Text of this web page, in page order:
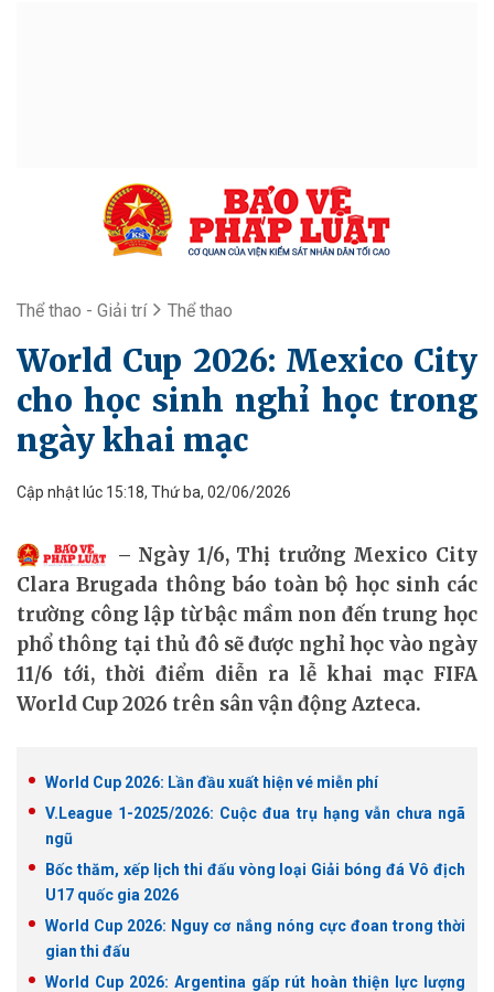
Thể thao - Giải trí Thể thao
World Cup 2026: Mexico City
cho học sinh nghỉ học trong
ngày khai mạc
Cập nhật lúc 15:18, Thứ ba, 02/06/2026
Ngày 1/6, Thị trưởng Mexico City
Clara Brugada thông báo toàn bộ học sinh các
trường công lập từ bậc mầm non đến trung học
phổ thông tại thủ đô sẽ được nghỉ học vào ngày
11/6 tới, thời điểm diễn ra lễ khai mạc FIFA
World Cup 2026 trên sân vận động Azteca.
World Cup 2026: Lần đầu xuất hiện vé miễn phí
V.League 1-2025/2026: Cuộc đua trụ hạng vẫn chưa ngã
ngũ
Bốc thăm, xếp lịch thi đấu vòng loại Giải bóng đá Vô địch
U17 quốc gia 2026
World Cup 2026: Nguy cơ nắng nóng cực đoan trong thời
gian thi đấu
World Cup 2026: Argentina gấp rút hoàn thiện lực lượng